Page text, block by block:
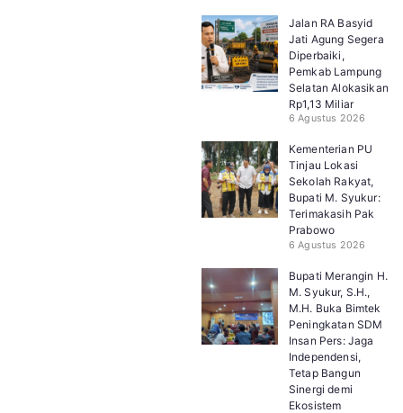
Jalan RA Basyid
Jati Agung Segera
Diperbaiki,
Pemkab Lampung
Selatan Alokasikan
Rp1,13 Miliar
6 Agustus 2026
Kementerian PU
Tinjau Lokasi
Sekolah Rakyat,
Bupati M. Syukur:
Terimakasih Pak
Prabowo
6 Agustus 2026
Bupati Merangin H.
M. Syukur, S.H.,
M.H. Buka Bimtek
Peningkatan SDM
Insan Pers: Jaga
Independensi,
Tetap Bangun
Sinergi demi
Ekosistem